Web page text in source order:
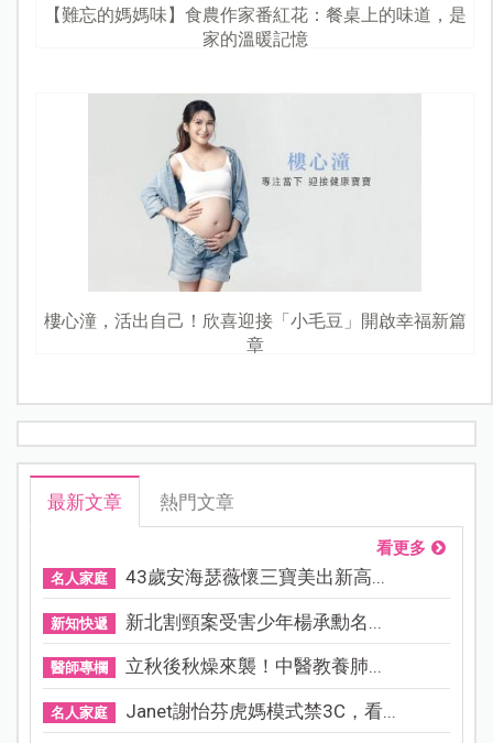
【難忘的媽媽味】食農作家番紅花：餐桌上的味道，是
家的溫暖記憶
樓心潼，活出自己！欣喜迎接「小毛豆」開啟幸福新篇
章
最新文章 熱門文章
看更多
名人家庭 43歲安海瑟薇懷三寶美出新高...
新知快遞 新北割頸案受害少年楊承勳名...
醫師專欄 立秋後秋燥來襲！中醫教養肺...
名人家庭 Janet謝怡芬虎媽模式禁3C，看...